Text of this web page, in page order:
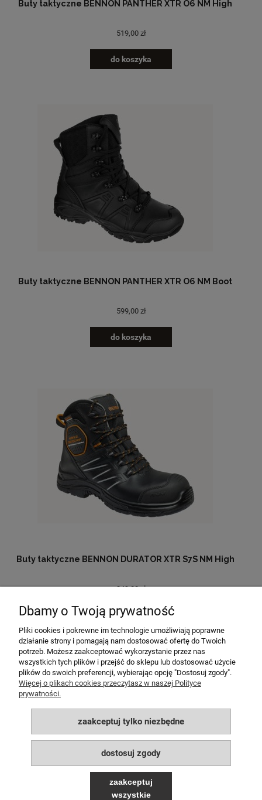
Buty taktyczne BENNON PANTHER XTR O6 NM High
519,00 zł
do koszyka
Buty taktyczne BENNON PANTHER XTR O6 NM Boot
599,00 zł
do koszyka
Buty taktyczne BENNON DURATOR XTR S7S NM High
349,00 zł
do koszyka
MOJE KONTO
POMOC
PŁATNOŚCI I DOSTAWA
INFORMACJE
O NAS
Dbamy o Twoją prywatność
Pliki cookies i pokrewne im technologie umożliwiają poprawne
działanie strony i pomagają nam dostosować ofertę do Twoich
potrzeb. Możesz zaakceptować wykorzystanie przez nas
wszystkich tych plików i przejść do sklepu lub dostosować użycie
plików do swoich preferencji, wybierając opcję "Dostosuj zgody".
Więcej o plikach cookies przeczytasz w naszej Polityce
prywatności.
zaakceptuj tylko niezbędne
dostosuj zgody
zaakceptuj
wszystkie